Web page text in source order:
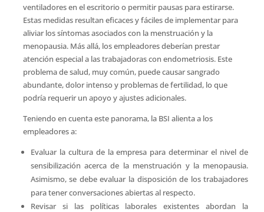
ventiladores en el escritorio o permitir pausas para estirarse.
Estas medidas resultan eficaces y fáciles de implementar para
aliviar los síntomas asociados con la menstruación y la
menopausia. Más allá, los empleadores deberían prestar
atención especial a las trabajadoras con endometriosis. Este
problema de salud, muy común, puede causar sangrado
abundante, dolor intenso y problemas de fertilidad, lo que
podría requerir un apoyo y ajustes adicionales.
Teniendo en cuenta este panorama, la BSI alienta a los
empleadores a:
Evaluar la cultura de la empresa para determinar el nivel de
sensibilización acerca de la menstruación y la menopausia.
Asimismo, se debe evaluar la disposición de los trabajadores
para tener conversaciones abiertas al respecto.
Revisar si las políticas laborales existentes abordan la